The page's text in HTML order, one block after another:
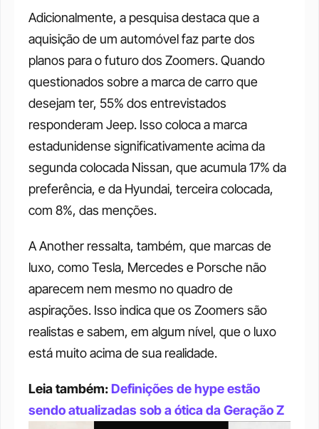
Adicionalmente, a pesquisa destaca que a
aquisição de um automóvel faz parte dos
planos para o futuro dos Zoomers. Quando
questionados sobre a marca de carro que
desejam ter, 55% dos entrevistados
responderam Jeep. Isso coloca a marca
estadunidense significativamente acima da
segunda colocada Nissan, que acumula 17% da
preferência, e da Hyundai, terceira colocada,
com 8%, das menções.
A Another ressalta, também, que marcas de
luxo, como Tesla, Mercedes e Porsche não
aparecem nem mesmo no quadro de
aspirações. Isso indica que os Zoomers são
realistas e sabem, em algum nível, que o luxo
está muito acima de sua realidade.
Leia também: Definições de hype estão
sendo atualizadas sob a ótica da Geração Z